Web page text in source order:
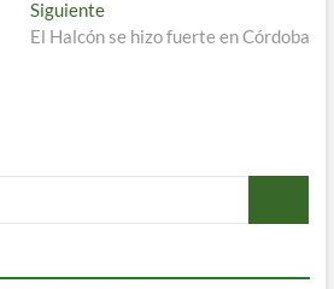
SiguienteEntrada
siguiente:
El Halcón se hizo fuerte en Córdoba